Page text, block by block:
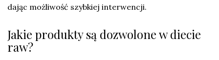
dając możliwość szybkiej interwencji.
Jakie produkty są dozwolone w diecie
raw?